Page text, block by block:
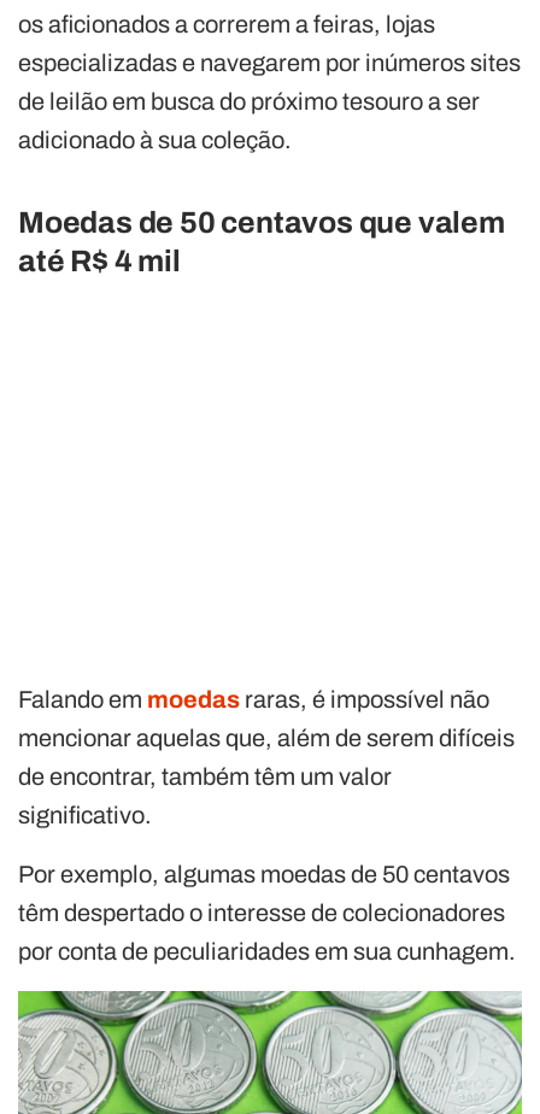
os aficionados a correrem a feiras, lojas
especializadas e navegarem por inúmeros sites
de leilão em busca do próximo tesouro a ser
adicionado à sua coleção.
Moedas de 50 centavos que valem
até R$ 4 mil
Falando em moedas raras, é impossível não
mencionar aquelas que, além de serem difíceis
de encontrar, também têm um valor
significativo.
Por exemplo, algumas moedas de 50 centavos
têm despertado o interesse de colecionadores
por conta de peculiaridades em sua cunhagem.